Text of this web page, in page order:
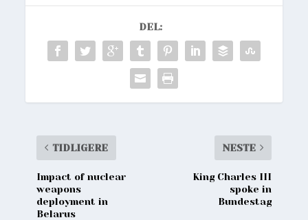
DEL:
TIDLIGERE
Impact of nuclear
weapons
deployment in
Belarus
NESTE
King Charles III
spoke in
Bundestag